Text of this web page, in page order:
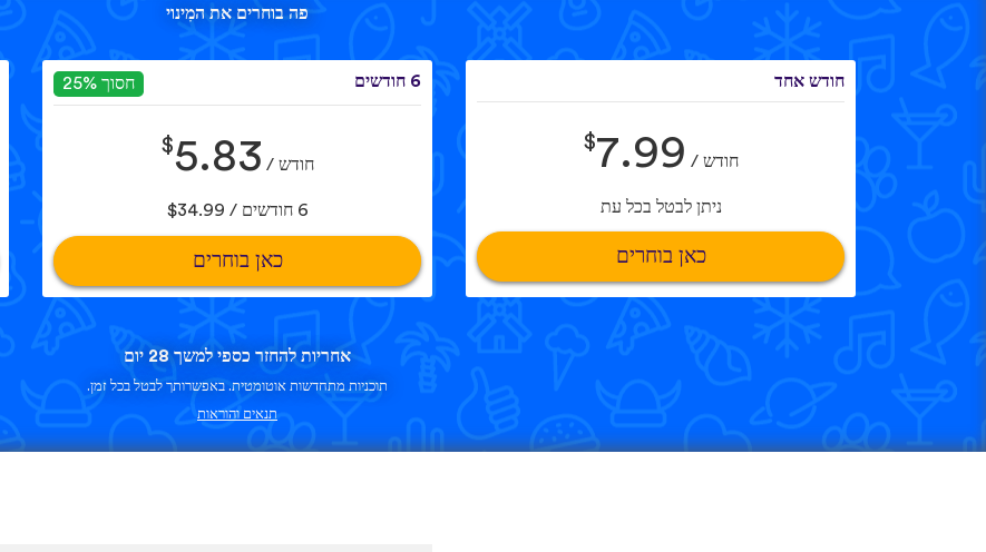
פה בוחרים את המִינוי
חודש אחד
חודש /
$7.99
ניתן לבטל בכל עת
כאן בוחרים
6 חודשים חסוך 25%
חודש /
$5.83
6 חודשים / $34.99
כאן בוחרים
אחריות להחזר כספי למשך 28 יום
תוכניות מתחדשות אוטומטית. באפשרותך לבטל בכל זמן.
תנאים והוראות